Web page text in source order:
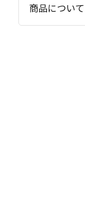
商品につい